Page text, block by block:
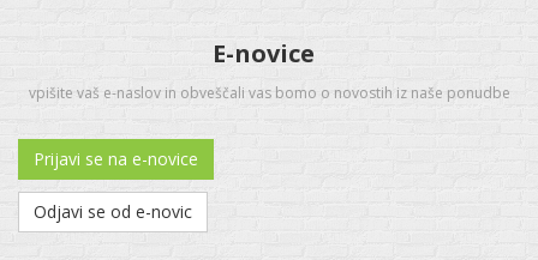
E-novice
vpišite vaš e-naslov in obveščali vas bomo o novostih iz naše ponudbe
Prijavi se na e-novice
Odjavi se od e-novic